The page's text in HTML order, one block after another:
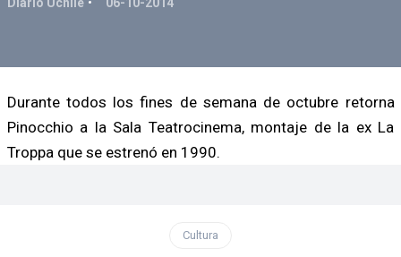
Durante todos los fines de semana de octubre retorna
Pinocchio a la Sala Teatrocinema, montaje de la ex La
Troppa que se estrenó en 1990.
Cultura